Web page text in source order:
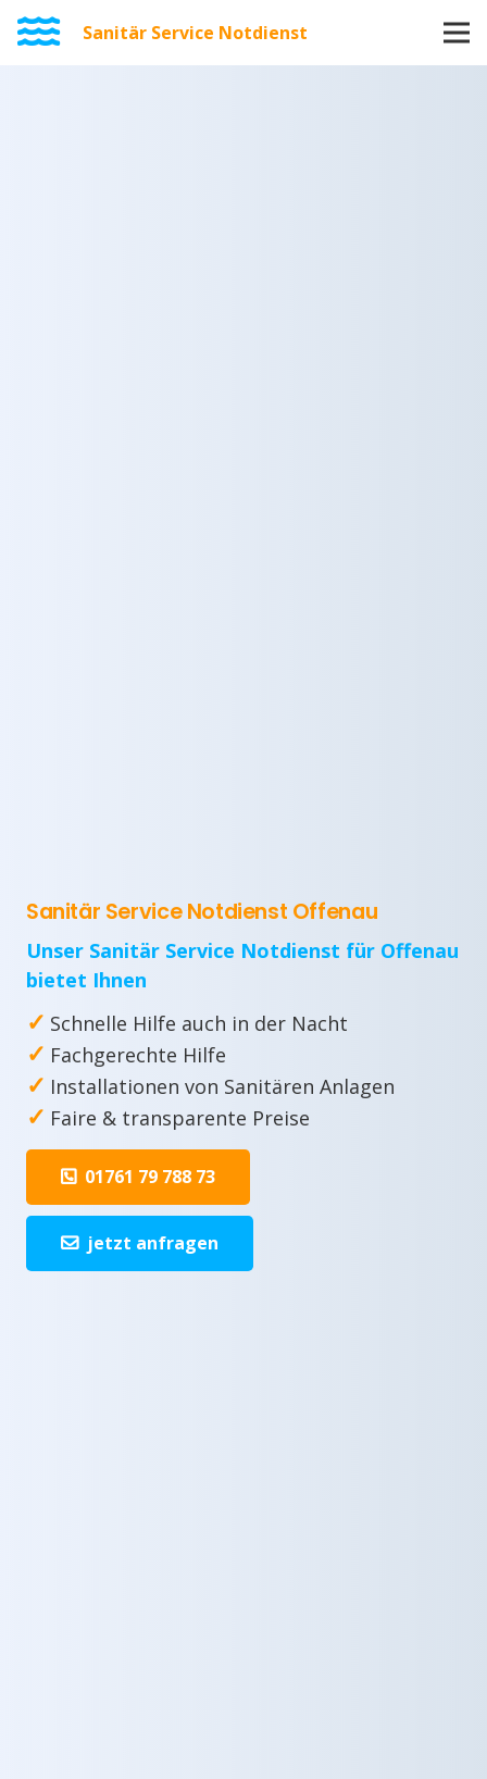
Sanitär Service Notdienst
Sanitär Service Notdienst Offenau
Unser Sanitär Service Notdienst für Offenau
bietet Ihnen
✓ Schnelle Hilfe auch in der Nacht
✓ Fachgerechte Hilfe
✓ Installationen von Sanitären Anlagen
✓ Faire & transparente Preise
01761 79 788 73
jetzt anfragen